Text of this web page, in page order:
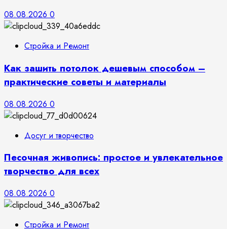
08.08.2026 0
Стройка и Ремонт
Как зашить потолок дешевым способом –
практические советы и материалы
08.08.2026 0
Досуг и творчество
Песочная живопись: простое и увлекательное
творчество для всех
08.08.2026 0
Стройка и Ремонт